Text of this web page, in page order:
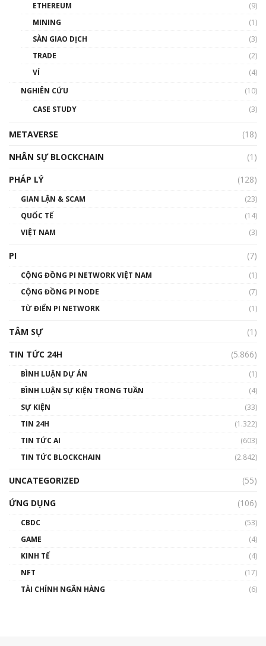
thống & Crypto qua các cuộc chiến | Phổ cập
01:32:59
gió ấm
Talkshow 14: MemeCoin – Trò đùa tỷ đô
01:29:26
ETHEREUM
(9)
MINING
(1)
SÀN GIAO DỊCH
(3)
TRADE
(2)
VÍ
(4)
NGHIÊN CỨU
(10)
CASE STUDY
(3)
METAVERSE
(18)
NHÂN SỰ BLOCKCHAIN
(1)
PHÁP LÝ
(128)
GIAN LẬN & SCAM
(23)
QUỐC TẾ
(14)
VIỆT NAM
(3)
PI (7)
CỘNG ĐỒNG PI NETWORK VIỆT NAM
(1)
CỘNG ĐỒNG PI NODE
(7)
TỪ ĐIỂN PI NETWORK
(1)
TÂM SỰ
(1)
TIN TỨC 24H
(5.866)
BÌNH LUẬN DỰ ÁN
(1)
BÌNH LUẬN SỰ KIỆN TRONG TUẦN
(4)
SỰ KIỆN
(33)
TIN 24H
(1.322)
TIN TỨC AI
(603)
TIN TỨC BLOCKCHAIN
(2.842)
UNCATEGORIZED
(55)
ỨNG DỤNG
(106)
CBDC
(53)
GAME
(4)
KINH TẾ
(4)
NFT
(17)
TÀI CHÍNH NGÂN HÀNG
(6)